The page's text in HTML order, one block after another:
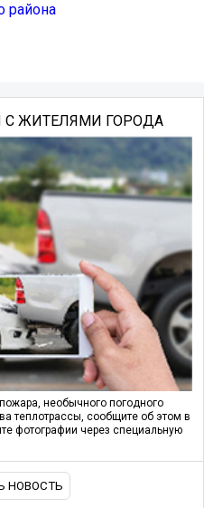
района
С ЖИТЕЛЯМИ ГОРОДА
необычного погодного
теплотрассы, сообщите об этом в
фотографии через специальную
НОВОСТЬ